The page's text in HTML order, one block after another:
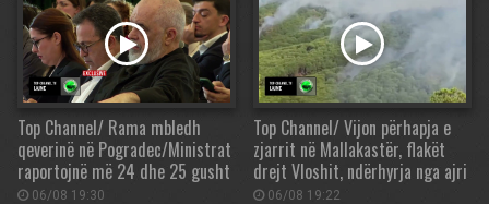
Top Channel/ Rama mbledh
qeverinë në Pogradec/Ministrat
raportojnë më 24 dhe 25 gusht
06/08 19:30
Top Channel/ Vijon përhapja e
zjarrit në Mallakastër, flakët
drejt Vloshit, ndërhyrja nga ajri
06/08 19:22